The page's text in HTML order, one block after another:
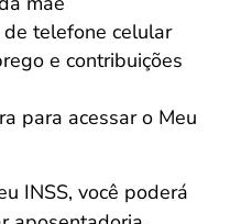
telefone celular
e contribuições
para acessar o Meu
INSS, você poderá